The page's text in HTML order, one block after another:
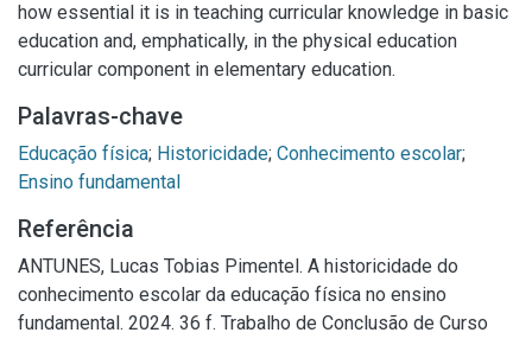
how essential it is in teaching curricular knowledge in basic
education and, emphatically, in the physical education
curricular component in elementary education.
Palavras-chave
Educação física; Historicidade; Conhecimento escolar;
Ensino fundamental
Referência
ANTUNES, Lucas Tobias Pimentel. A historicidade do
conhecimento escolar da educação física no ensino
fundamental. 2024. 36 f. Trabalho de Conclusão de Curso